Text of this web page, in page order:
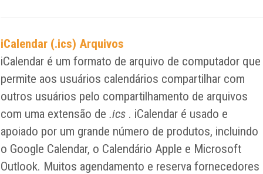
iCalendar (.ics) Arquivos
iCalendar é um formato de arquivo de computador que
permite aos usuários calendários compartilhar com
outros usuários pelo compartilhamento de arquivos
com uma extensão de.ics . iCalendar é usado e
apoiado por um grande número de produtos, incluindo
o Google Calendar, o Calendário Apple e Microsoft
Outlook. Muitos agendamento e reserva fornecedores